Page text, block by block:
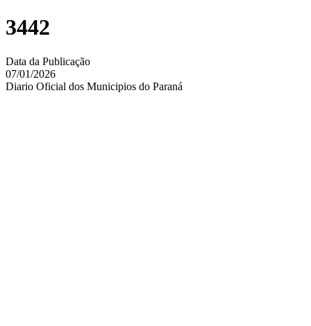
3442
Data da Publicação
07/01/2026
Diario Oficial dos Municipios do Paraná